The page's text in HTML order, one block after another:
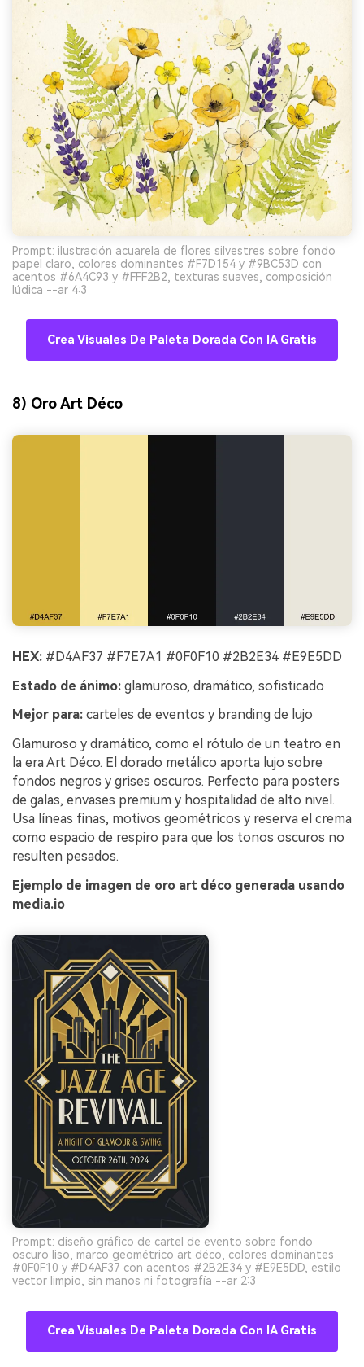
Prompt: ilustración acuarela de flores silvestres sobre fondo
papel claro, colores dominantes #F7D154 y #9BC53D con
acentos #6A4C93 y #FFF2B2, texturas suaves, composición
lúdica --ar 4:3
Crea Visuales De Paleta Dorada Con IA Gratis
8) Oro Art Déco
HEX: #D4AF37 #F7E7A1 #0F0F10 #2B2E34 #E9E5DD
Estado de ánimo: glamuroso, dramático, sofisticado
Mejor para: carteles de eventos y branding de lujo
Glamuroso y dramático, como el rótulo de un teatro en
la era Art Déco. El dorado metálico aporta lujo sobre
fondos negros y grises oscuros. Perfecto para posters
de galas, envases premium y hospitalidad de alto nivel.
Usa líneas finas, motivos geométricos y reserva el crema
como espacio de respiro para que los tonos oscuros no
resulten pesados.
Ejemplo de imagen de oro art déco generada usando
media.io
Prompt: diseño gráfico de cartel de evento sobre fondo
oscuro liso, marco geométrico art déco, colores dominantes
#0F0F10 y #D4AF37 con acentos #2B2E34 y #E9E5DD, estilo
vector limpio, sin manos ni fotografía --ar 2:3
Crea Visuales De Paleta Dorada Con IA Gratis